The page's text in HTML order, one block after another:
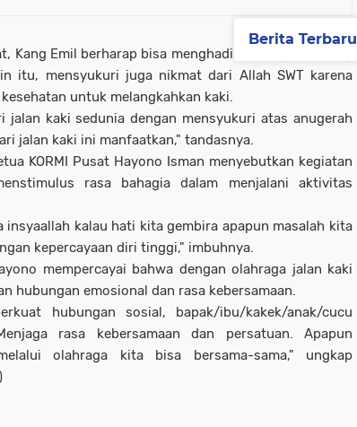
Kang Emil berharap bisa menghadirkan kegiatan yang
itu, mensyukuri juga nikmat dari Allah SWT karena
untuk melangkahkan kaki.
jalan kaki sedunia dengan mensyukuri atas anugerah
jalan kaki ini manfaatkan," tandasnya.
KORMI Pusat Hayono Isman menyebutkan kegiatan
rasa bahagia dalam menjalani aktivitas
insyaallah kalau hati kita gembira apapun masalah kita
kepercayaan diri tinggi," imbuhnya.
mempercayai bahwa dengan olahraga jalan kaki
hubungan emosional dan rasa kebersamaan.
hubungan sosial, bapak/ibu/kakek/anak/cucu
rasa kebersamaan dan persatuan. Apapun
olahraga kita bisa bersama-sama," ungkap
Berita Terbaru